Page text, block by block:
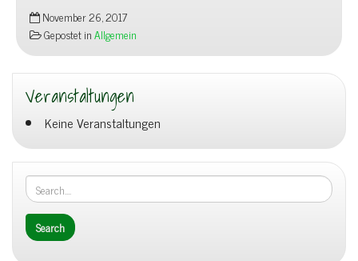
Kinderferienprogramm
auf
dem
Hetzenbühl
November 26, 2017
Gepostet inAllgemein
Veranstaltungen
Keine Veranstaltungen